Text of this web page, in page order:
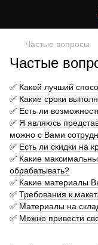
Частые вопросы
Частые
✅ Какой лучший
✅ Какие сроки
✅ Есть ли
✅ Я являюсь
можно с Вами
✅ Есть ли скидки на
✅ Какие
обрабатывать?
✅ Какие материалы
✅ Требования к
✅ Материалы на
✅ Можно привести